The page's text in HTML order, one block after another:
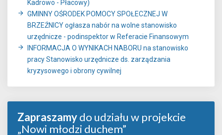
Kadrowo - Płacowy)
GMINNY OŚRODEK POMOCY SPOŁECZNEJ W
BRZEŹNICY ogłasza nabór na wolne stanowisko
urzędnicze - podinspektor w Referacie Finansowym
INFORMACJA O WYNIKACH NABORU na stanowisko
pracy Stanowisko urzędnicze ds. zarządzania
kryzysowego i obrony cywilnej
Zapraszamydo udziału w projekcie
„Nowi młodzi duchem”